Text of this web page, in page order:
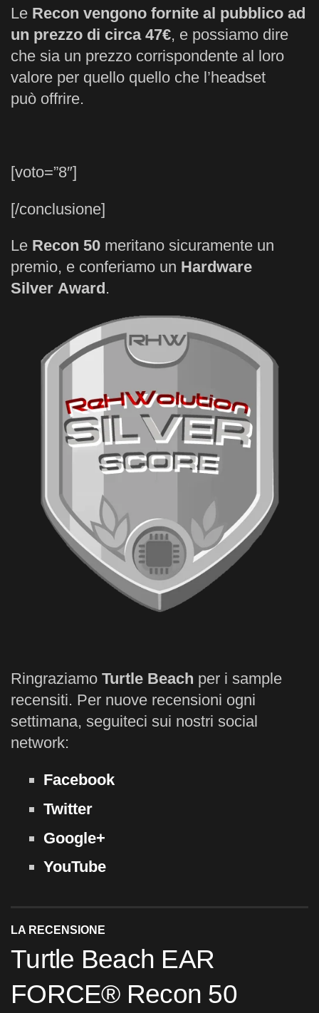
Le Recon vengono fornite al pubblico ad
un prezzo di circa 47€, e possiamo dire
che sia un prezzo corrispondente al loro
valore per quello quello che l’headset
può offrire.
[voto=”8″]
[/conclusione]
Le Recon 50 meritano sicuramente un
premio, e conferiamo un Hardware
Silver Award.
Ringraziamo Turtle Beach per i sample
recensiti. Per nuove recensioni ogni
settimana, seguiteci sui nostri social
network:
Facebook
Twitter
Google+
YouTube
LA RECENSIONE
Turtle Beach EAR
FORCE® Recon 50